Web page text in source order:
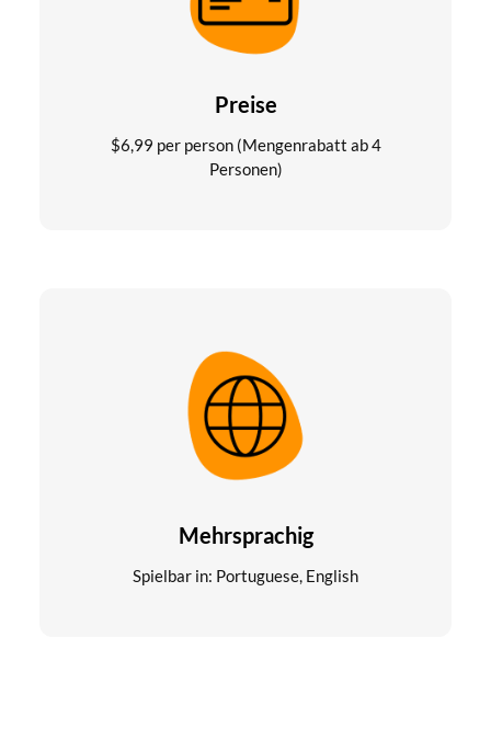
Preise
$6,99 per person (Mengenrabatt ab 4
Personen)
Mehrsprachig
Spielbar in: Portuguese, English